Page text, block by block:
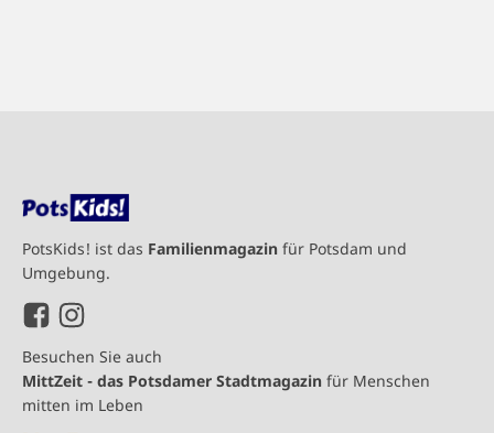
PotsKids! ist das Familienmagazin für Potsdam und
Umgebung.
Besuchen Sie auch
MittZeit - das Potsdamer Stadtmagazin für Menschen
mitten im Leben